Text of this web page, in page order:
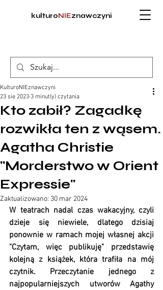
kulturoNIEznawczyni
Kto zabił? Zagadkę
rozwikła ten z wąsem.
Agatha Christie
"Morderstwo w Orient
Expressie"
KulturoNIEznawczyni
23 sie 2023 3 minut(y) czytania
Zaktualizowano: 30 mar 2024
W teatrach nadal czas wakacyjny, czyli
dzieje się niewiele, dlatego dzisiaj
ponownie w ramach mojej własnej akcji
"Czytam, więc publikuję" przedstawię
kolejną z książek, która trafiła na mój
czytnik. Przeczytanie jednego z
najpopularniejszych utworów Agathy